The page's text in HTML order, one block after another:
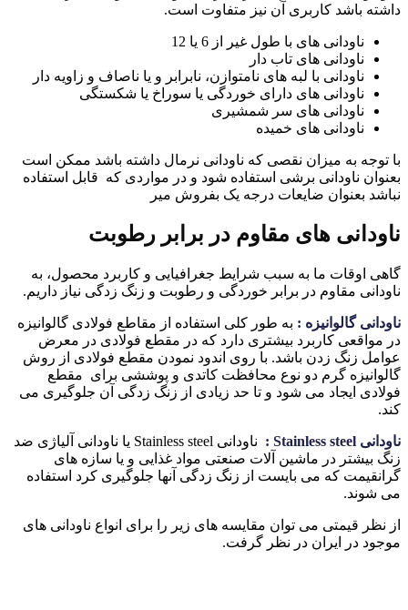
داشته باشد کاربری آن نیز متفاوت است.
ناودانی های با طول غیر از 6 یا 12
ناودانی های تاب دار
ناودانی با لبه های نامتوازن، نابرابر و یا ناصاف و زاویه دار
ناودانی های دارای خوردگی یا سوراخ یا شکستگی
ناودانی های سر شمشیری
ناودانی های خمیده
با توجه به میزان نقصی که ناودانی نرمال داشته باشد ممکن است
بعنوان ناودانی برشی استفاده شود و در مواردی که قابل استفاده
نباشد بعنوان ضایعات درجه یک بفروش میر
ناودانی های مقاوم در برابر رطوبت
گاهی اوقات ما به سبب شرایط جغرافیایی و کاربرد محصول، به
ناودانی مقاوم در برابر خوردگی و رطوبت و زنگ زدگی نیاز داریم.
ناودانی گالوانیزه : به طور کلی استفاده از مقاطع فولادی گالوانیزه
در مواقعی کاربرد بیشتری دارد که در مقطع فولادی در معرض
عوامل زنگ زدن باشد. با روی اندود نمودن مقطع فولادی از روش
گالوانیزه گرم دو نوع محافظت کاتدی و پوششی برای مقطع
فولادی ایجاد می شود و تا حد زیادی از زنگ زدگی آن جلوگیری می
کند.
ناودانی Stainless steel
:
ناودانی Stainless steel یا ناودانی آلیاژی ضد
زنگ بیشتر در ماشین آلات صنعتی مواد غذایی و یا سازه های
گرانقیمت که می بایست از زنگ زدگی آنها جلوگیری کرد استفاده
می شوند.
از نظر قیمتی می توان مقایسه های زیر را برای انواع ناودانی های
موجود در ایران در نظر گرفت.